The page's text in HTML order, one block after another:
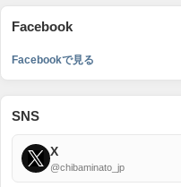
Facebook
Facebookで見る
SNS
X
@chibaminato_jp